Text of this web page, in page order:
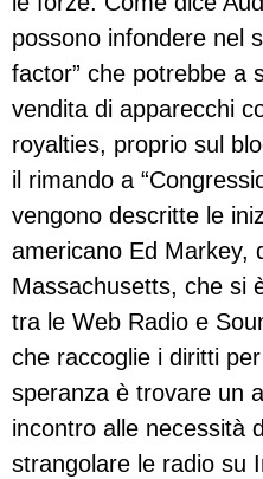
possono infondere nel
factor” che potrebbe a
vendita di apparecchi
royalties, proprio sul
il rimando a
vengono descritte le
americano Ed Markey,
Massachusetts, che si
tra le Web Radio e
che raccoglie i diritti
speranza è trovare un
incontro alle necessità
strangolare le radio su